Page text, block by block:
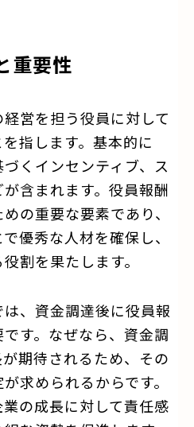
重要性
営を担う役員に対して
指します。基本的に
くインセンティブ、ス
含まれます。役員報酬
の重要な要素であり、
優秀な人材を確保し、
割を果たします。
、資金調達後に役員報
す。なぜなら、資金調
期待されるため、その
求められるからです。
の成長に対して責任感